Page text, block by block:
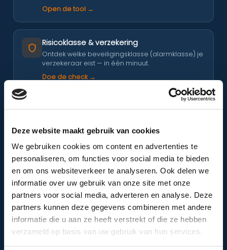
Deze website maakt gebruik van cookies
We gebruiken cookies om content en advertenties te
personaliseren, om functies voor social media te bieden
en om ons websiteverkeer te analyseren. Ook delen we
informatie over uw gebruik van onze site met onze
partners voor social media, adverteren en analyse. Deze
partners kunnen deze gegevens combineren met andere
informatie die u aan ze heeft verstrekt of die ze hebben
verzameld op basis van uw gebruik van hun services.
Open de tool →
Risicoklasse & verzekering
Ontdek welke beveiligingsklasse (alarmklasse) je
verzekeraar eist — in één minuut.
Doe de check →
VvE-cameraprotocol
je Vereniging van Eigenaren.
Maak protocol →
Woon ik veilig?
Doe de korte veiligheidsquiz en krijg direct
persoonlijk advies voor jouw woning.
Doe de quiz →